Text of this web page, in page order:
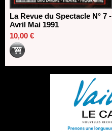
La Revue du Spectacle N° 7 -
Avril Mai 1991
10,00 €